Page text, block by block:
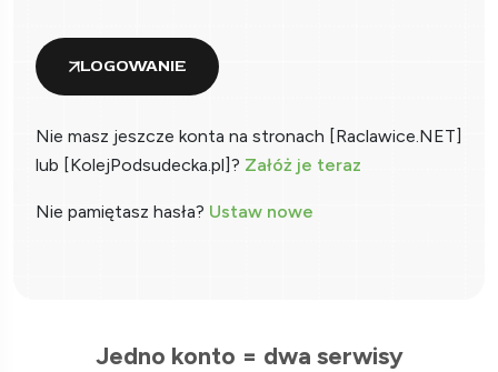
LOGOWANIE
Nie masz jeszcze konta na stronach [Raclawice.NET]
lub [KolejPodsudecka.pl]? Załóż je teraz
Nie pamiętasz hasła? Ustaw nowe
Jedno konto = dwa serwisy